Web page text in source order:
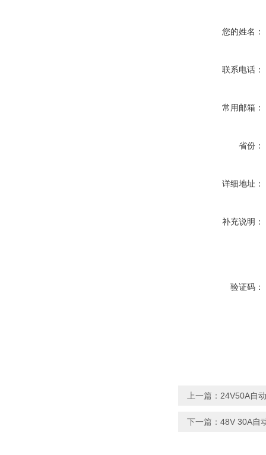
您的姓名：
联系电话：
常用邮箱：
省份：
详细地址：
补充说明：
验证码：
上一篇： 24V50A自
下一篇： 48V 30A自